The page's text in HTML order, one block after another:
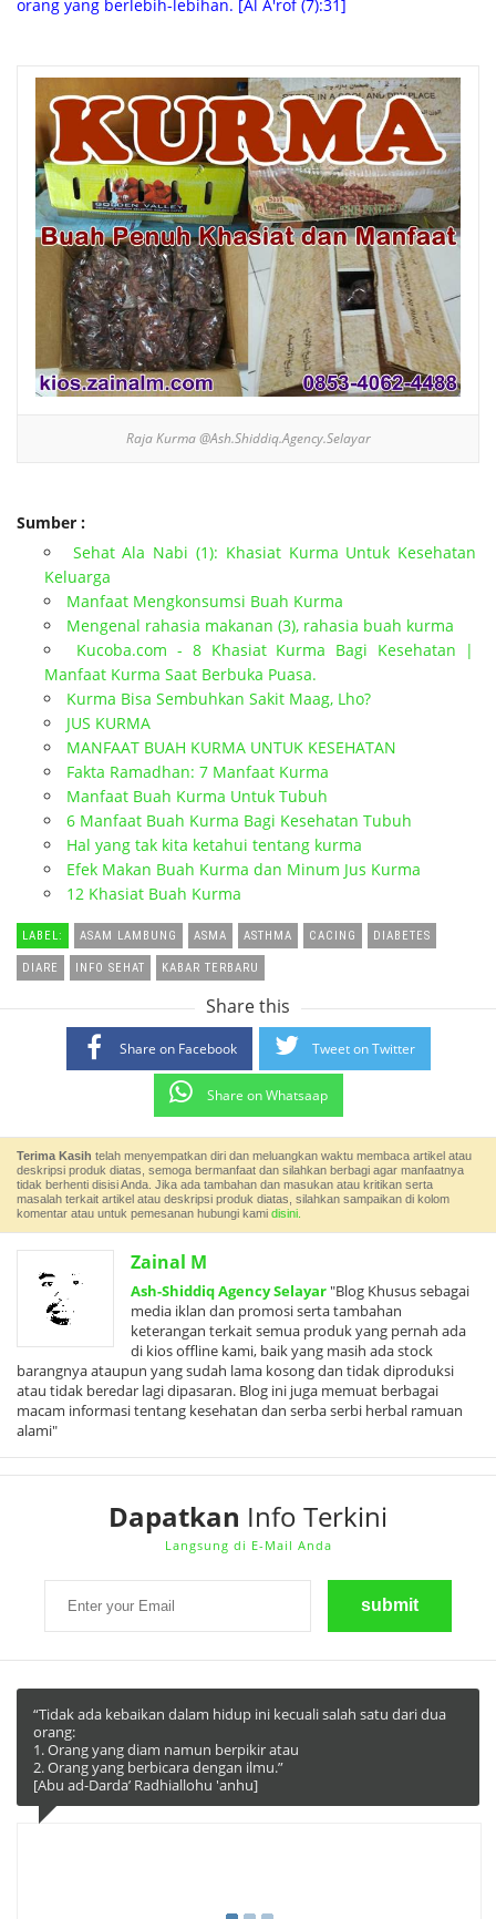
orang yang berlebih-lebihan. [Al A'rof (7):31]
Raja Kurma @Ash.Shiddiq.Agency.Selayar
Sumber :
Sehat Ala Nabi (1): Khasiat Kurma Untuk Kesehatan
Keluarga
Manfaat Mengkonsumsi Buah Kurma
Mengenal rahasia makanan (3), rahasia buah kurma
Kucoba.com - 8 Khasiat Kurma Bagi Kesehatan |
Manfaat Kurma Saat Berbuka Puasa.
Kurma Bisa Sembuhkan Sakit Maag, Lho?
JUS KURMA
MANFAAT BUAH KURMA UNTUK KESEHATAN
Fakta Ramadhan: 7 Manfaat Kurma
Manfaat Buah Kurma Untuk Tubuh
6 Manfaat Buah Kurma Bagi Kesehatan Tubuh
Hal yang tak kita ketahui tentang kurma
Efek Makan Buah Kurma dan Minum Jus Kurma
12 Khasiat Buah Kurma
LABEL: ASAM LAMBUNG ASMA ASTHMA CACING DIABETES
DIARE INFO SEHAT KABAR TERBARU
Share this
Share on Facebook Tweet on Twitter
Share on Whatsaap
Terima Kasih telah menyempatkan diri dan meluangkan waktu membaca artikel atau
deskripsi produk diatas, semoga bermanfaat dan silahkan berbagi agar manfaatnya
tidak berhenti disisi Anda. Jika ada tambahan dan masukan atau kritikan serta
masalah terkait artikel atau deskripsi produk diatas, silahkan sampaikan di kolom
komentar atau untuk pemesanan hubungi kami disini.
Zainal M
Ash-Shiddiq Agency Selayar"Blog Khusus sebagai
media iklan dan promosi serta tambahan
keterangan terkait semua produk yang pernah ada
di kios offline kami, baik yang masih ada stock
barangnya ataupun yang sudah lama kosong dan tidak diproduksi
atau tidak beredar lagi dipasaran. Blog ini juga memuat berbagai
macam informasi tentang kesehatan dan serba serbi herbal ramuan
alami"
Dapatkan Info Terkini
Langsung di E-Mail Anda
“Tidak ada kebaikan dalam hidup ini kecuali salah satu dari dua
orang:
1. Orang yang diam namun berpikir atau
2. Orang yang berbicara dengan ilmu.”
[Abu ad-Darda’ Radhiallohu 'anhu]